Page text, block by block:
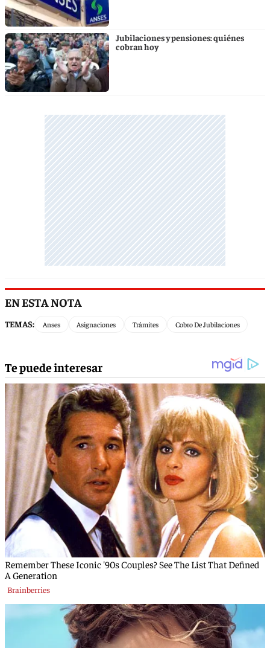
Jubilaciones y pensiones: quiénes
cobran hoy
EN ESTA NOTA
TEMAS: Anses Asignaciones Trámites Cobro De Jubilaciones